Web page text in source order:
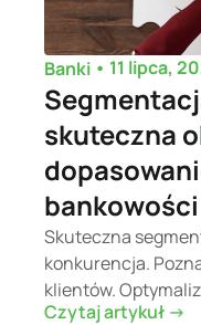
Banki • 11 lipca,
skuteczna
bankowości
Skuteczna
konkurencja.
klientów.
Czytaj artykuł ->